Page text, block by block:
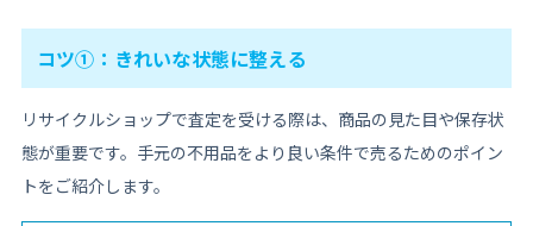
コツ①：きれいな状態に整える
リサイクルショップで査定を受ける際は、商品の見た目や保存状
態が重要です。手元の不用品をより良い条件で売るためのポイン
トをご紹介します。